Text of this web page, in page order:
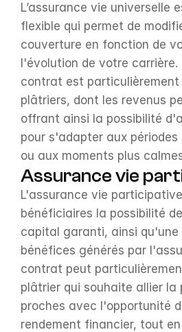
L’assurance vie universelle
flexible qui permet de
couverture en fonction de
l'évolution de votre carrière.
contrat est
plâtriers, dont les revenus
offrant ainsi la possibilité
pour s'adapter aux
ou aux moments plus
Assurance vie
L'assurance vie
bénéficiaires la possibilité
capital garanti, ainsi qu'une
bénéfices générés par
contrat peut
plâtrier qui souhaite allier la
proches avec l'opportunité
rendement financier, tout